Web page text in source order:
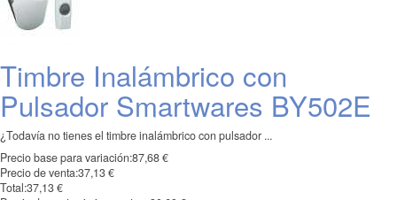
Timbre Inalámbrico con
Pulsador Smartwares BY502E
¿Todavía no tienes el timbre inalámbrico con pulsador ...
Precio base para variación:87,68 €
Precio de venta:37,13 €
Total:37,13 €